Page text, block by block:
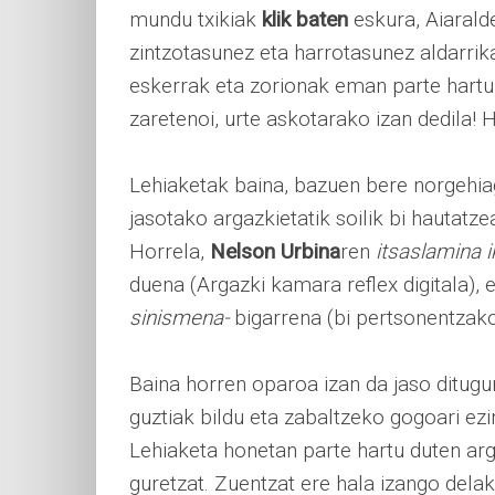
mundu txikiak klik baten eskura,
zintzotasunez eta harrotasunez
eskerrak eta zorionak eman parte
zaretenoi, urte askotarako izan dedila!
Lehiaketak baina, bazuen bere
jasotako argazkietatik soilik bi
Horrela, Nelson Urbinaren itsaslamina
duena (Argazki kamara reflex digitala),
sinismena-bigarrena (bi
Baina horren oparoa izan da jaso
guztiak bildu eta zabaltzeko gogoari
Lehiaketa honetan parte hartu duten
guretzat. Zuentzat ere hala izango